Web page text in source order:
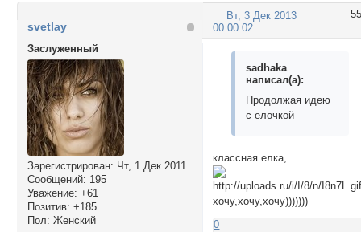
55
Вт, 3 Дек 2013
00:00:02
svetlay
Заслуженный
Зарегистрирован: Чт, 1 Дек 2011
Сообщений: 195
Уважение: +61
Позитив: +185
Пол: Женский
sadhaka
написал(а):
Продолжая идею
с елочкой
классная елка,
хочу,хочу,хочу)))))))
0